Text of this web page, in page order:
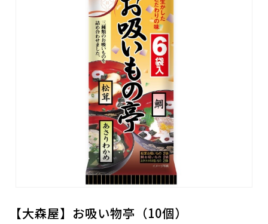
【大森屋】お吸い物亭（10個）